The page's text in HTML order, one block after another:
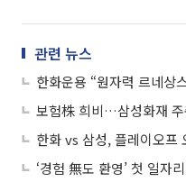
관련 뉴스
보험株 희비…삼성화재 주
한화 vs 삼성, 플레이오
‘경험 無도 환영’ 첫 일자